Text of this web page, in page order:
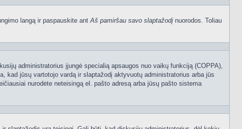
langą ir paspauskite antAš pamiršau savo slaptažodį nuorodos. Toliau
administratorius įjungė specialią apsaugos nuo vaikų funkciją (COPPA),
kad jūsų vartotojo vardą ir slaptažodį aktyvuotų administratorius arba jūs
nurodėte neteisingą el. pašto adresą arba jūsų pašto sistema